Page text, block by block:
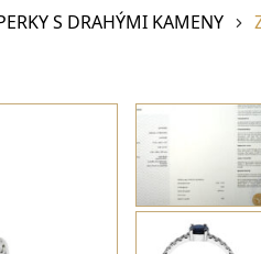
S DRAHÝMI KAMENY